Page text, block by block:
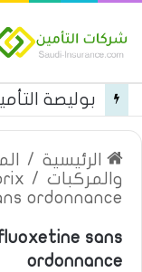
الرئيسية /
والمركبات /
ordonnance
sans
ordonnance